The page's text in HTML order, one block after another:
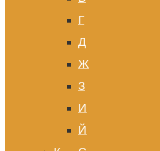
Г
Д
Ж
З
И
Й